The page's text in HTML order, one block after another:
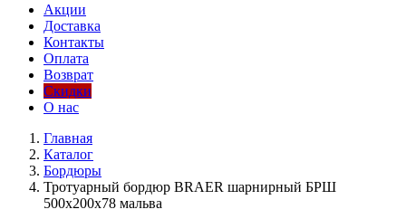
Акции
Доставка
Контакты
Оплата
Возврат
Скидки
О нас
Главная
Каталог
Бордюры
Тротуарный бордюр BRAER шарнирный БРШ
500x200x78 мальва